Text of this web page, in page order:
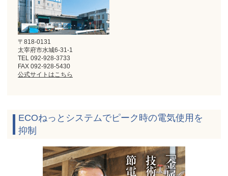
〒818-0131
太宰府市水城6-31-1
TEL 092-928-3733
FAX 092-928-5430
公式サイトはこちら
ECOねっとシステムでピーク時の電気使用を
抑制